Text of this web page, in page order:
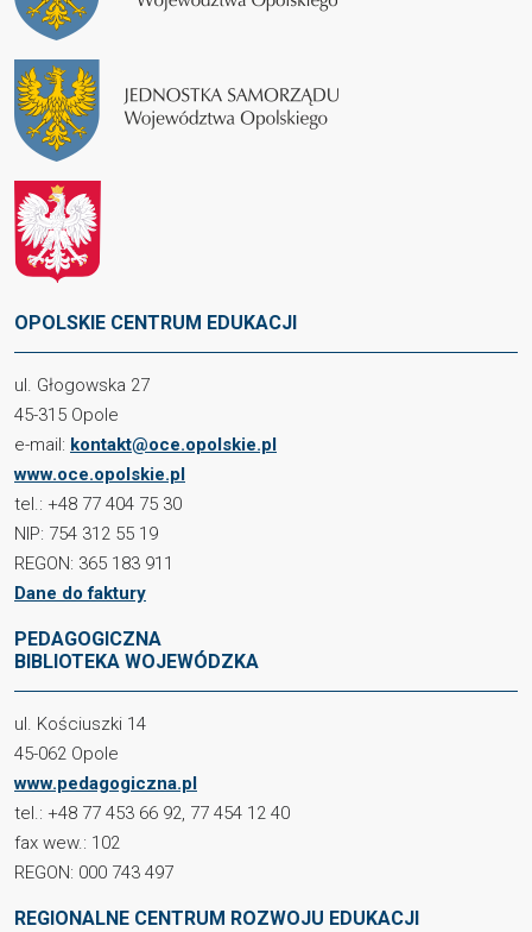
OPOLSKIE CENTRUM EDUKACJI
ul. Głogowska 27
45-315 Opole
e-mail: kontakt@oce.opolskie.pl
www.oce.opolskie.pl
tel.: +48 77 404 75 30
NIP: 754 312 55 19
REGON: 365 183 911
Dane do faktury
PEDAGOGICZNA
BIBLIOTEKA WOJEWÓDZKA
ul. Kościuszki 14
45-062 Opole
www.pedagogiczna.pl
tel.: +48 77 453 66 92, 77 454 12 40
fax wew.: 102
REGON: 000 743 497
REGIONALNE CENTRUM ROZWOJU EDUKACJI